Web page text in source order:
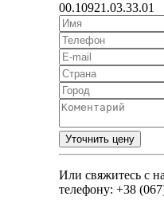
00.10921.03.33.01
Или свяжитесь с
телефону: +38